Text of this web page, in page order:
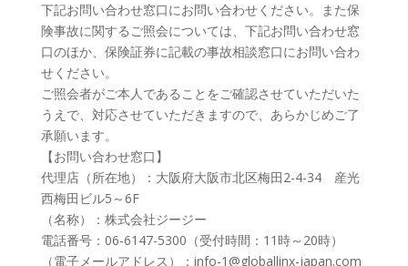
下記お問い合わせ窓口にお問い合わせください。また保
険事故に関するご照会については、下記お問い合わせ窓
口のほか、保険証券に記載の事故相談窓口にお問い合わ
せください。
ご照会者がご本人であることをご確認させていただいた
うえで、対応させていただきますので、あらかじめご了
承願います。
【お問い合わせ窓口】
代理店（所在地）：大阪府大阪市北区梅田2-4-34 産光
西梅田ビル5～6F
（名称）：株式会社ジージー
電話番号：06-6147-5300（受付時間：11時～20時）
（電子メールアドレス）：info-1@globallinx-japan.com